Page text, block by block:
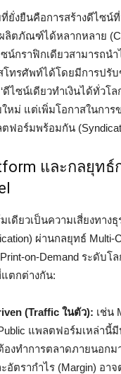
ยั่งยืนคือการสร้างดีไซน์
ลิตภัณฑ์ได้หลากหลาย
ซน์กราฟิกเดียวสามารถน
โทรศัพท์ได้โดยมีการปรับ
ดีไซน์เดียวทำเงินได้ทั่วโ
ใหม่ แต่เพิ่มโอกาสในกา
ฟอร์มพร้อมกัน
และกลยุท
ดียวเป็นความเสี่ยงทางธุ
ผ่านกลยุทธ์ Multi-
on-Demand ระดับ
ตกต่างกัน:
(Traffic ในตัว): เช่น
แพลตฟอร์มเหล่านี้
งทำการตลาดภายนอกม
อัตรากำไร (Margin) อาจ